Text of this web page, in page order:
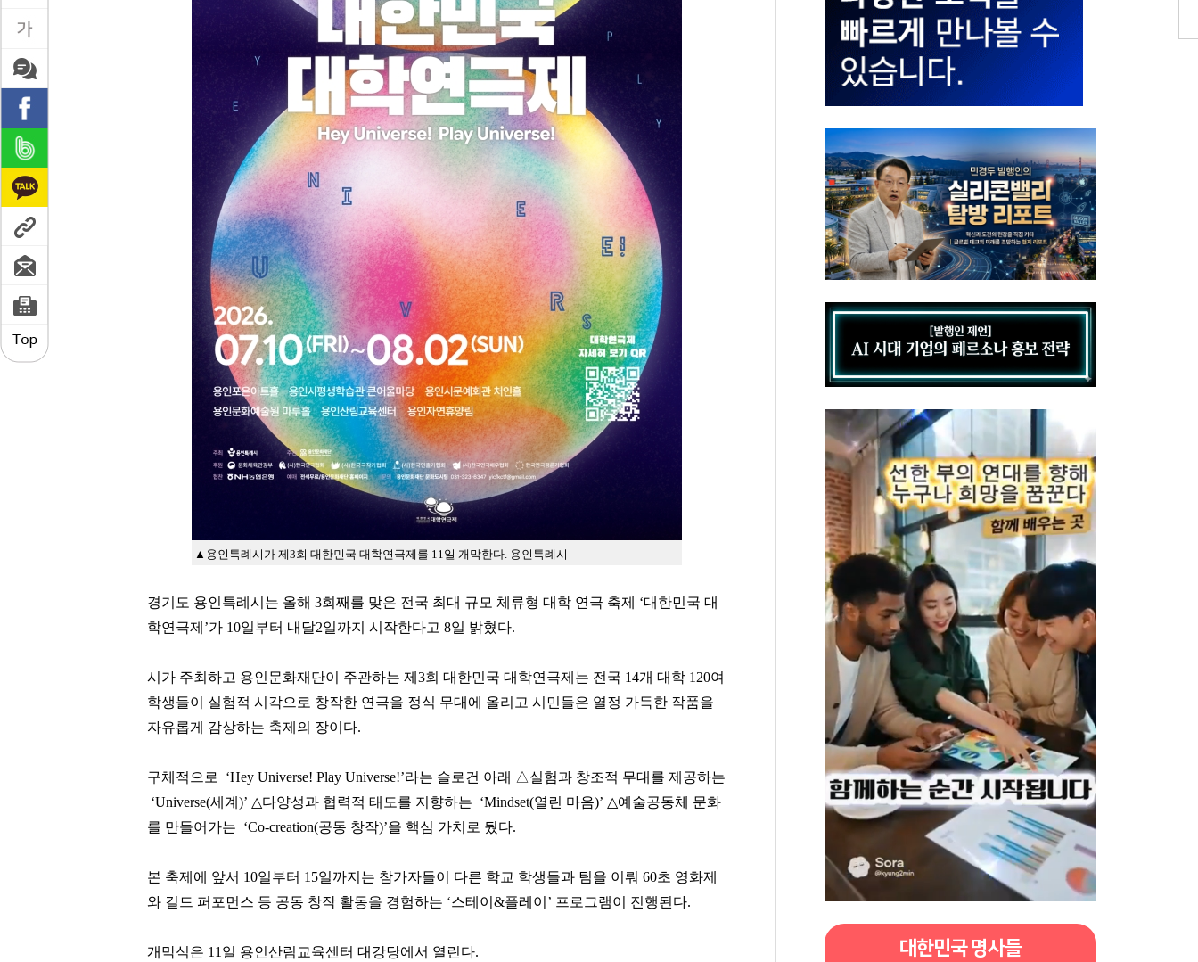
▲용인특례시가 제3회 대한민국 대학연극제를 11일 개막한다. 용인특례시
경기도 용인특례시는 올해 3회째를 맞은 전국 최대 규모 체류형 대학 연극 축제 ‘대한민국 대
학연극제 ’가 10일부터 내달2일까지 시작한다고 8일 밝혔다.
시가 주최하고 용인문화재단이 주관하는 제 3회 대한민국 대학연극제는 전국 14개 대학 120여
학생들이 실험적 시각으로 창작한 연극을 정식 무대에 올리고 시민들은 열정 가득한 작품을
자유롭게 감상하는 축제의 장이다.
구체적으로 ‘Hey Universe! Play Universe!’라는 슬로건 아래 △실험과 창조적 무대를 제공하는
‘Universe(세계 )’ △다양성과 협력적 태도를 지향하는 ‘Mindset(열린 마음)’ △예술공동체 문화
를 만들어가는 ‘Co-creation(공동 창작)’을 핵심 가치로 뒀다.
본 축제에 앞서 10일부터 15일까지는 참가자들이 다른 학교 학생들과 팀을 이뤄 60초 영화제
와 길드 퍼포먼스 등 공동 창작 활동을 경험하는 ‘스테이 &플레이 ’ 프로그램이 진행된다.
개막식은 11 일 용인산림교육센터 대강당에서 열린다.
대한민국 명사들